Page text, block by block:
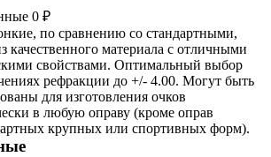
0 ₽
по сравнению со стандартными,
качественного материала с отличными
свойствами. Оптимальный выбор
рефракции до +/- 4.00. Могут быть
для изготовления очков
в любую оправу (кроме оправ
крупных или спортивных форм).